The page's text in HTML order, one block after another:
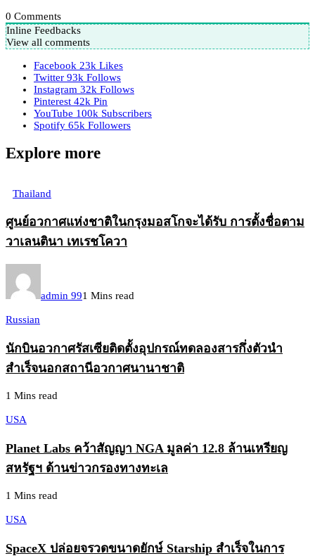
0 Comments
Inline Feedbacks
View all comments
Facebook 23k Likes
Twitter 93k Follows
Instagram 32k Follows
Pinterest 42k Pin
YouTube 100k Subscribers
Spotify 65k Followers
Explore more
Thailand
ศูนย์อวกาศแห่งชาติในกรุงมอสโกจะได้รับ การตั้งชื่อตาม
วาเลนตินา เทเรชโควา
admin 991 Mins read
Russian
นักบินอวกาศรัสเซียติดตั้งอุปกรณ์ทดลองสารกึ่งตัวนำ
สำเร็จนอกสถานีอวกาศนานาชาติ
1 Mins read
USA
Planet Labs คว้าสัญญา NGA มูลค่า 12.8 ล้านเหรียญ
สหรัฐฯ ด้านข่าวกรองทางทะเล
1 Mins read
USA
SpaceX ปล่อยจรวดขนาดยักษ์ Starship สำเร็จในการ